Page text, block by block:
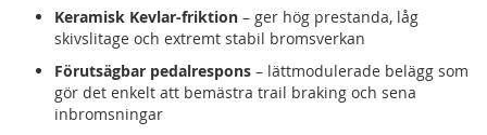
Keramisk Kevlar-friktion – ger hög prestanda, låg
skivslitage och extremt stabil bromsverkan
Förutsägbar pedalrespons – lättmodulerade belägg som
gör det enkelt att bemästra trail braking och sena
inbromsningar